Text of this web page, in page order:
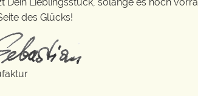
des Glücks!